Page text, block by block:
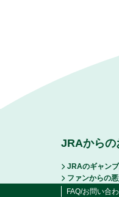
JRAからの
JRAのギャン
ファンからの
FAQ/お問い合